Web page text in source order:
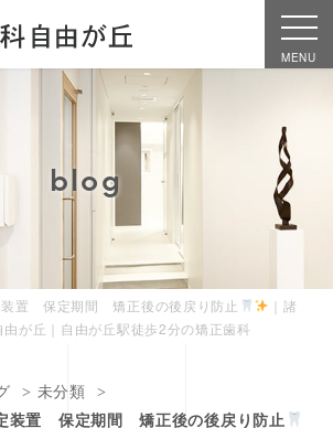
MENU
blog
置 保定期間 矯正後の後戻り防止
｜諸
が丘｜自由が丘駅徒歩2分の矯正歯科
未分類
装置 保定期間 矯正後の後戻り防止